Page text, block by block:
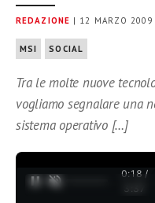
REDAZIONE | 12 MARZO 2009
MSI SOCIAL
Tra le molte nuove
vogliamo segnalare una
sistema operativo […]
0:19 /
3:37